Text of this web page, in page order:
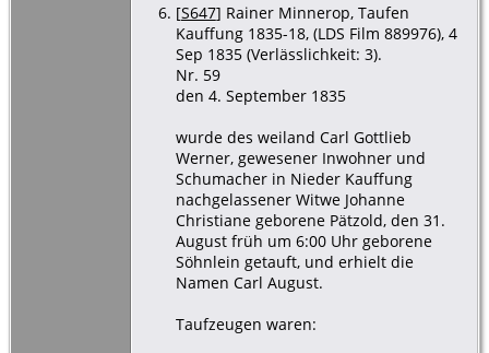
[S647] Rainer Minnerop, Taufen
Kauffung 1835-18, (LDS Film 889976), 4
Sep 1835 (Verlässlichkeit: 3).
Nr. 59
den 4. September 1835
wurde des weiland Carl Gottlieb
Werner, gewesener Inwohner und
Schumacher in Nieder Kauffung
nachgelassener Witwe Johanne
Christiane geborene Pätzold, den 31.
August früh um 6:00 Uhr geborene
Söhnlein getauft, und erhielt die
Namen Carl August.
Taufzeugen waren: